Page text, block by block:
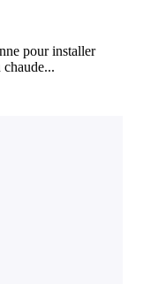
pour installer
chaude...